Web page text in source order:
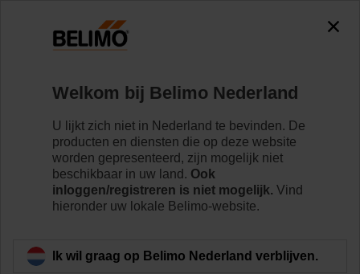
SRF24A-O
Meer informatie
Terug naar product categorie
Welkom bij Belimo Nederland
U lijkt zich niet in Nederland te bevinden. De
producten en diensten die op deze website
worden gepresenteerd, zijn mogelijk niet
beschikbaar in uw land. Ook
inloggen/registreren is niet mogelijk. Vind
hieronder uw lokale Belimo-website.
Ik wil graag op Belimo Nederland verblijven.